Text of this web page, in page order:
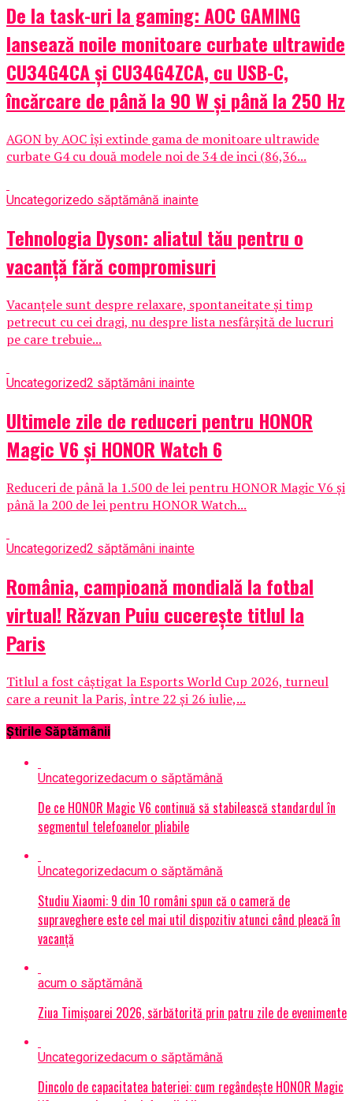
De la task-uri la gaming: AOC GAMING
lansează noile monitoare curbate ultrawide
CU34G4CA și CU34G4ZCA, cu USB-C,
încărcare de până la 90 W și până la 250 Hz
AGON by AOC își extinde gama de monitoare ultrawide
curbate G4 cu două modele noi de 34 de inci (86,36...
Uncategorizedo săptămână inainte
Tehnologia Dyson: aliatul tău pentru o
vacanță fără compromisuri
Vacanțele sunt despre relaxare, spontaneitate și timp
petrecut cu cei dragi, nu despre lista nesfârșită de lucruri
pe care trebuie...
Uncategorized2 săptămâni inainte
Ultimele zile de reduceri pentru HONOR
Magic V6 și HONOR Watch 6
Reduceri de până la 1.500 de lei pentru HONOR Magic V6 și
până la 200 de lei pentru HONOR Watch...
Uncategorized2 săptămâni inainte
România, campioană mondială la fotbal
virtual! Răzvan Puiu cucerește titlul la
Paris
Titlul a fost câștigat la Esports World Cup 2026, turneul
care a reunit la Paris, între 22 și 26 iulie,...
Știrile Săptămânii
Uncategorizedacum o săptămână
De ce HONOR Magic V6 continuă să stabilească standardul în
segmentul telefoanelor pliabile
Uncategorizedacum o săptămână
Studiu Xiaomi: 9 din 10 români spun că o cameră de
supraveghere este cel mai util dispozitiv atunci când pleacă în
vacanță
acum o săptămână
Ziua Timișoarei 2026, sărbătorită prin patru zile de evenimente
Uncategorizedacum o săptămână
Dincolo de capacitatea bateriei: cum regândește HONOR Magic